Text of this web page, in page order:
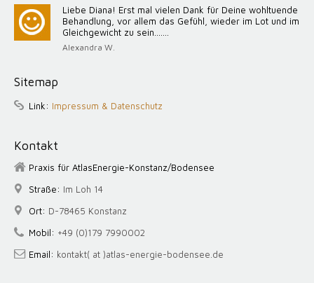
Liebe Diana! Erst mal vielen Dank für Deine wohltuende
Behandlung, vor allem das Gefühl, wieder im Lot und im
Gleichgewicht zu sein.......
Alexandra W.
Sitemap
Link: Impressum & Datenschutz
Kontakt
Praxis für AtlasEnergie-Konstanz/Bodensee
Straße: Im Loh 14
Ort: D-78465 Konstanz
Mobil: +49 (0)179 7990002
Email: kontakt( at )atlas-energie-bodensee.de